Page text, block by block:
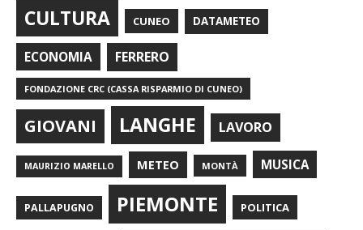
CULTURA CUNEO DATAMETEO
ECONOMIA FERRERO
FONDAZIONE CRC (CASSA RISPARMIO DI CUNEO)
GIOVANI LANGHE LAVORO
MAURIZIO MARELLO METEO MONTÀ MUSICA
PALLAPUGNO PIEMONTE POLITICA